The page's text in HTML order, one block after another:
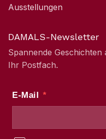
Ausstellungen
DAMALS-Newsletter
Spannende
Ihr Postfach.